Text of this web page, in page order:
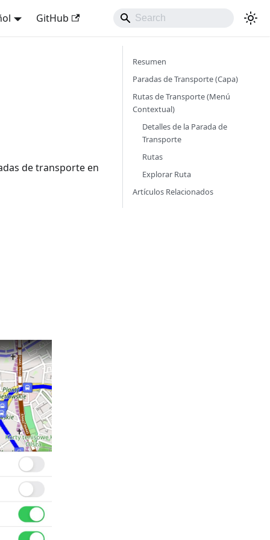
GitHub
de transporte en
Resumen
Paradas de Transporte (Capa)
Rutas de Transporte (Menú
Contextual)
Detalles de la Parada de
Transporte
Rutas
Explorar Ruta
Artículos Relacionados